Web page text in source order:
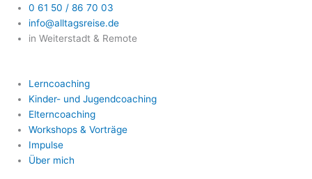
Zum
Inhalt
springen
0 61 50 / 86 70 03
info@alltagsreise.de
in Weiterstadt & Remote
Lerncoaching
Kinder- und Jugendcoaching
Elterncoaching
Workshops & Vorträge
Impulse
Über mich